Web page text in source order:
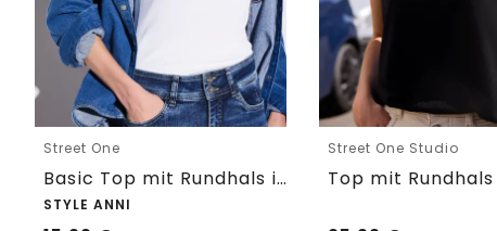
Street One
Basic Top mit Rundhals in Unifarbe
STYLE ANNI
Street One Studio